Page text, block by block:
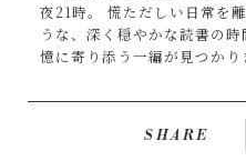
夜21時。 慌ただしい日常を
うな、深く穏やかな読書の
憶に寄り添う一編が見つかり
SHARE